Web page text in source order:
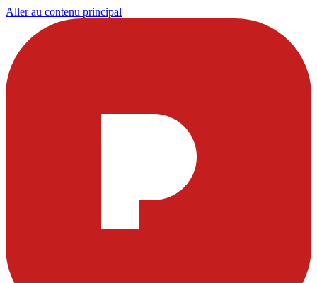
Aller au contenu principal